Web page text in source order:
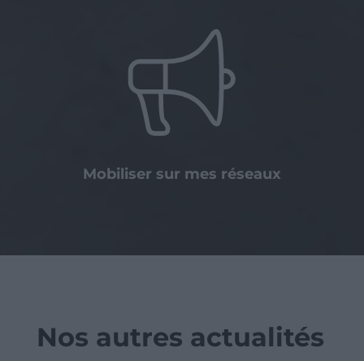
Mobiliser sur mes réseaux
Nos autres actualités